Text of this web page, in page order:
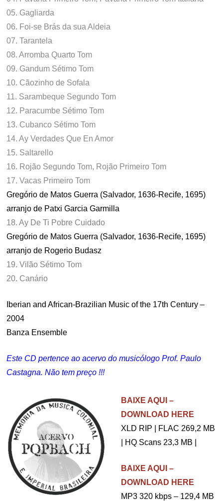
05. Gagliarda
06. Foi-se Brás da sua Aldeia
07. Tarantela
08. Arromba Quarto Tom
09. Gandum Sétimo Tom
10. Cãozinho de Sofala
11. Sarambeque Segundo Tom
12. Paracumbe Sétimo Tom
13. Cubanco Sétimo Tom
14. Ay Verdades Que En Amor
15. Saltarello
16. Rojão Segundo Tom, Rojão Primeiro Tom
17. Vacas Primeiro Tom
Gregório de Matos Guerra (Salvador, 1636-Recife, 1695)
arranjo de Patxi Garcia Garmilla
18. Ay De Ti Pobre Cuidado
Gregório de Matos Guerra (Salvador, 1636-Recife, 1695)
arranjo de Rogerio Budasz
19. Vilão Sétimo Tom
20. Canário
Iberian and African-Brazilian Music of the 17th Century –
2004
Banza Ensemble
Este CD pertence ao acervo do musicólogo Prof. Paulo
Castagna. Não tem preço !!!
BAIXE AQUI –
DOWNLOAD HERE
XLD RIP | FLAC 269,2 MB
| HQ Scans 23,3 MB |
BAIXE AQUI –
DOWNLOAD HERE
MP3 320 kbps – 129,4 MB